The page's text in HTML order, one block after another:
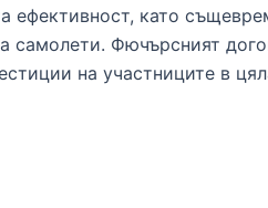
ефективност, като
самолети. Фючърсният
на участниците в